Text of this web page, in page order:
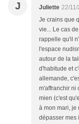
J Juliette 22/
Je crains que
vie... Le cas
rappelle qu'il
l'espace
autour de la
d'habitude et
allemande,
m'affranchir ni
mien (c'est
à mon mari, je
dépasser mes